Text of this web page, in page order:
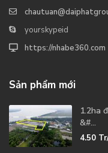
yourskypeid
https://nhabe360.com
Sản phẩm mới
1.2ha
&#...
4.50